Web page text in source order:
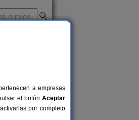
a empresas
el botón Aceptar
por completo